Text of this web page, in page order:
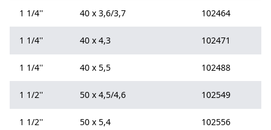
1 1/4'' 40 x 3,6/3,7 102464
1 1/4'' 40 x 4,3 102471
1 1/4'' 40 x 5,5 102488
1 1/2'' 50 x 4,5/4,6 102549
1 1/2'' 50 x 5,4 102556